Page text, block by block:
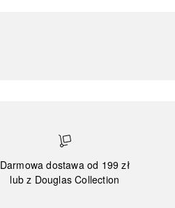
Darmowa dostawa od 199 zł
lub z Douglas Collection